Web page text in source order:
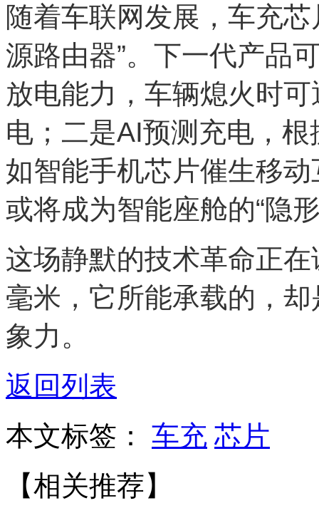
随着车联网发展，车充
源路由器”。下一代产品
放电能力，车辆熄火时
电；二是AI预测充电，
如智能手机芯片催生移
或将成为智能座舱的“隐
这场静默的技术革命正
毫米，它所能承载的，
象力。
返回列表
本文标签： 车充 芯片
【相关推荐】